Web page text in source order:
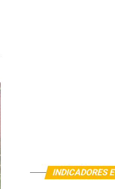
INDICADORES